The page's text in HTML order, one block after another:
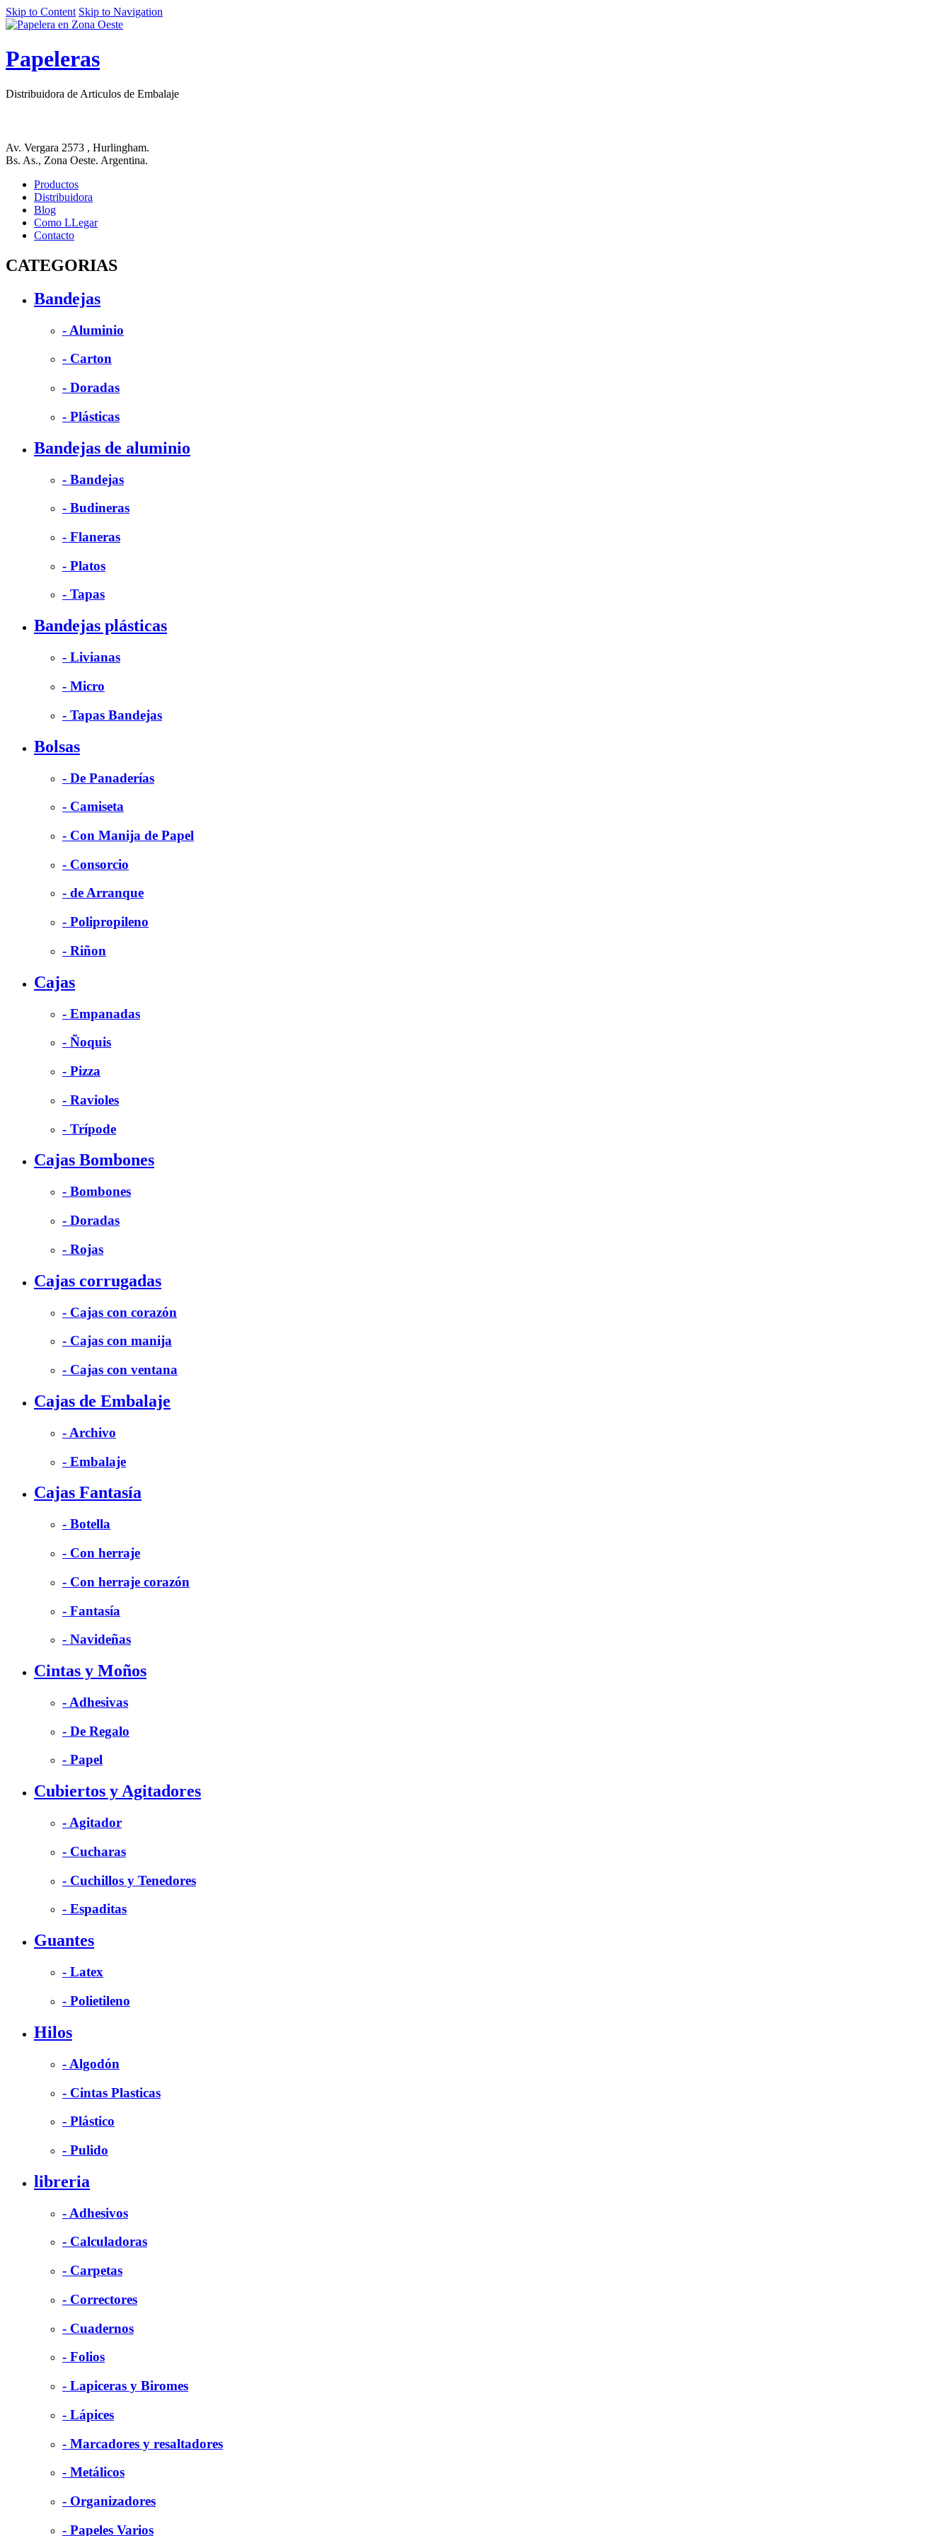
Skip to Content Skip to Navigation
Papeleras
Distribuidora de Articulos de Embalaje
Av. Vergara 2573 , Hurlingham.
Bs. As., Zona Oeste. Argentina.
Productos
Distribuidora
Blog
Como LLegar
Contacto
CATEGORIAS
Bandejas
- Aluminio
- Carton
- Doradas
- Plásticas
Bandejas de aluminio
- Bandejas
- Budineras
- Flaneras
- Platos
- Tapas
Bandejas plásticas
- Livianas
- Micro
- Tapas Bandejas
Bolsas
- De Panaderías
- Camiseta
- Con Manija de Papel
- Consorcio
- de Arranque
- Polipropileno
- Riñon
Cajas
- Empanadas
- Ñoquis
- Pizza
- Ravioles
- Trípode
Cajas Bombones
- Bombones
- Doradas
- Rojas
Cajas corrugadas
- Cajas con corazón
- Cajas con manija
- Cajas con ventana
Cajas de Embalaje
- Archivo
- Embalaje
Cajas Fantasía
- Botella
- Con herraje
- Con herraje corazón
- Fantasía
- Navideñas
Cintas y Moños
- Adhesivas
- De Regalo
- Papel
Cubiertos y Agitadores
- Agitador
- Cucharas
- Cuchillos y Tenedores
- Espaditas
Guantes
- Latex
- Polietileno
Hilos
- Algodón
- Cintas Plasticas
- Plástico
- Pulido
libreria
- Adhesivos
- Calculadoras
- Carpetas
- Correctores
- Cuadernos
- Folios
- Lapiceras y Biromes
- Lápices
- Marcadores y resaltadores
- Metálicos
- Organizadores
- Papeles Varios